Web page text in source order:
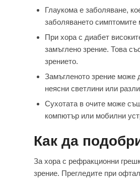
Глаукома е заболяване,
заболяването
При хора с диабет
замъглено зрение. Това
зрението.
Замъгленото зрение може
неясни светлини или
Сухотата в очите може
компютър или мобилни
Как да
За хора с рефракционни
зрение. Прегледите при